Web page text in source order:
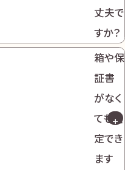
丈夫で
すか？
箱や保
証書
がなく
ても査
定でき
ます